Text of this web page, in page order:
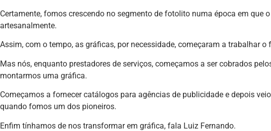
Certamente, fomos crescendo no segmento de fotolito numa época em que
artesanalmente.
Assim, com o tempo, as gráficas, por necessidade, começaram a trabalhar
Mas nós, enquanto prestadores de serviços, começamos a ser cobrados
montarmos uma gráfica.
Começamos a fornecer catálogos para agências de publicidade e depois
quando fomos um dos pioneiros.
Enfim tínhamos de nos transformar em gráfica, fala Luiz Fernando.